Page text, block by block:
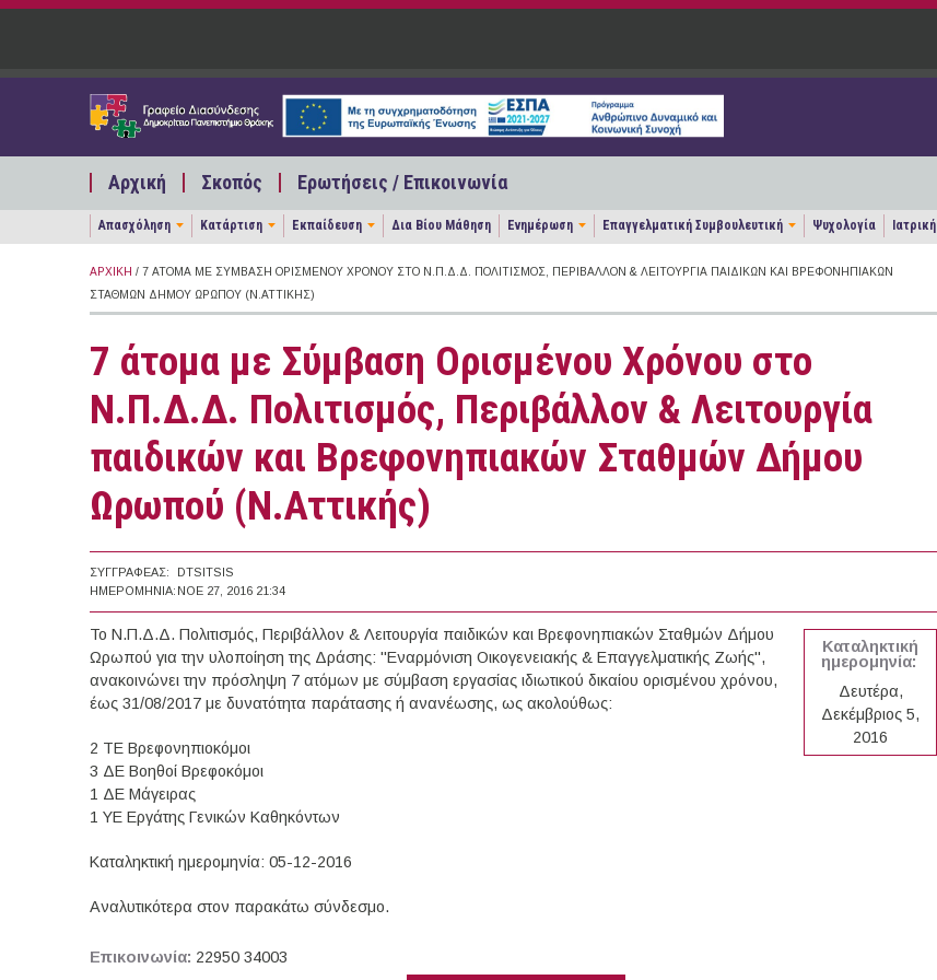
Παράκαμψη προς το κυρίως περιεχόμενο
Αρχική Σκοπός Ερωτήσεις / Επικοινωνία
Απασχόληση Κατάρτιση Εκπαίδευση Δια Βίου Μάθηση Ενημέρωση Επαγγελματική Συμβουλευτική Ψυχολογία Ιατρική
ΑΡΧΙΚΉ / 7 ΆΤΟΜΑ ΜΕ ΣΎΜΒΑΣΗ ΟΡΙΣΜΈΝΟΥ ΧΡΌΝΟΥ ΣΤΟ Ν.Π.Δ.Δ. ΠΟΛΙΤΙΣΜΌΣ, ΠΕΡΙΒΆΛΛΟΝ & ΛΕΙΤΟΥΡΓΊΑ ΠΑΙΔΙΚΏΝ ΚΑΙ ΒΡΕΦΟΝΗΠΙΑΚΏΝ
ΣΤΑΘΜΏΝ ΔΉΜΟΥ ΩΡΩΠΟΎ (Ν.ΑΤΤΙΚΉΣ)
7 άτομα με Σύμβαση Ορισμένου Χρόνου στο
Ν.Π.Δ.Δ. Πολιτισμός, Περιβάλλον & Λειτουργία
παιδικών και Βρεφονηπιακών Σταθμών Δήμου
Ωρωπού (Ν.Αττικής)
ΣΥΓΓΡΑΦΈΑΣ:
DTSITSIS
ΗΜΕΡΟΜΗΝΊΑ: ΝΟΕ 27, 2016 21:34
Καταληκτική
ημερομηνία:
Δευτέρα,
Δεκέμβριος 5,
2016
Το Ν.Π.Δ.Δ. Πολιτισμός, Περιβάλλον & Λειτουργία παιδικών και Βρεφονηπιακών Σταθμών Δήμου
Ωρωπού για την υλοποίηση της Δράσης: "Εναρμόνιση Οικογενειακής & Επαγγελματικής Ζωής",
ανακοινώνει την πρόσληψη 7 ατόμων με σύμβαση εργασίας ιδιωτικού δικαίου ορισμένου χρόνου,
έως 31/08/2017 με δυνατότητα παράτασης ή ανανέωσης, ως ακολούθως:
2 ΤΕ Βρεφονηπιοκόμοι
3 ΔΕ Βοηθοί Βρεφοκόμοι
1 ΔΕ Μάγειρας
1 ΥΕ Εργάτης Γενικών Καθηκόντων
Καταληκτική ημερομηνία: 05-12-2016
Αναλυτικότερα στον παρακάτω σύνδεσμο.
Επικοινωνία: 22950 34003